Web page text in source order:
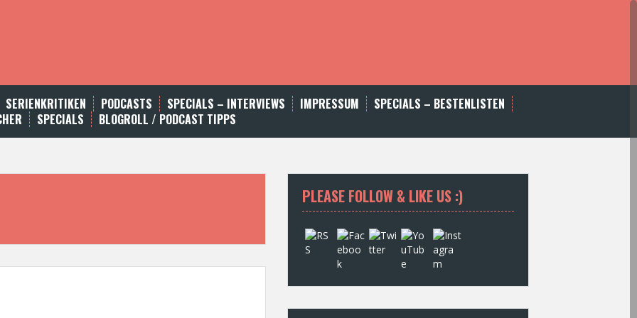
SERIENKRITIKEN PODCASTS SPECIALS – INTERVIEWS IMPRESSUM
SPECIALS – BESTENLISTEN
SPECIALS BLOGROLL / PODCAST TIPPS
PLEASE FOLLOW & LIKE US :)